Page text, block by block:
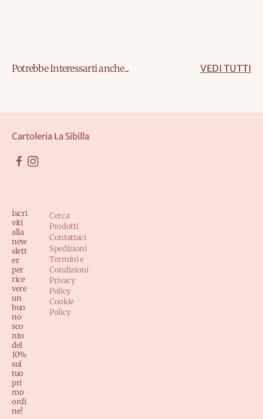
Potrebbe Interessarti anche... VEDI TUTTI
Cartoleria La Sibilla
Iscri
viti
alla
new
slett
er
per
rice
vere
un
buo
no
sco
nto
del
10%
sul
tuo
pri
mo
ordi
ne!
Cerca
Prodotti
Contattaci
Spedizioni
Termini e
Condizioni
Privacy
Policy
Cookie
Policy